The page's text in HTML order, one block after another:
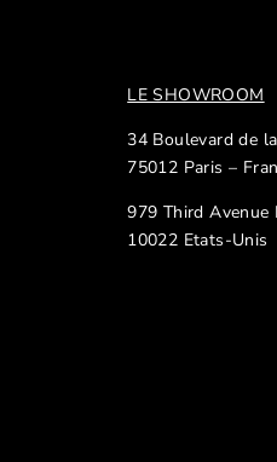
LE SHOWROOM
34 Boulevard de
75012 Paris –
979 Third Avenue
10022 Etats-Unis